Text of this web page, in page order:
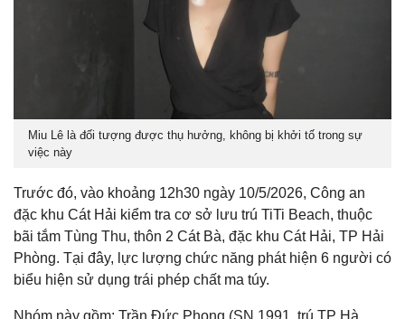
Miu Lê là đối tượng được thụ hưởng, không bị khởi tố trong sự
việc này
Trước đó, vào khoảng 12h30 ngày 10/5/2026, Công an
đặc khu Cát Hải kiểm tra cơ sở lưu trú TiTi Beach, thuộc
bãi tắm Tùng Thu, thôn 2 Cát Bà, đặc khu Cát Hải, TP Hải
Phòng. Tại đây, lực lượng chức năng phát hiện 6 người có
biểu hiện sử dụng trái phép chất ma túy.